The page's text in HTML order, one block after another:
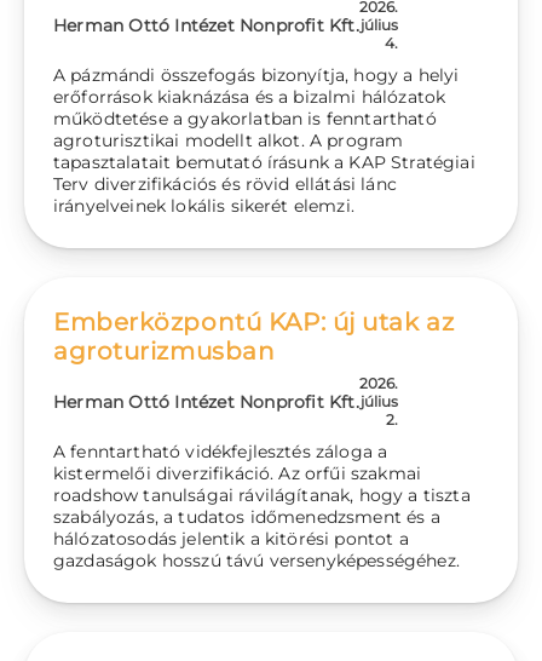
Herman Ottó Intézet Nonprofit Kft.
2026.
július
4.
A pázmándi összefogás bizonyítja, hogy a helyi
erőforrások kiaknázása és a bizalmi hálózatok
működtetése a gyakorlatban is fenntartható
agroturisztikai modellt alkot. A program
tapasztalatait bemutató írásunk a KAP Stratégiai
Terv diverzifikációs és rövid ellátási lánc
irányelveinek lokális sikerét elemzi.
Emberközpontú KAP: új utak az
agroturizmusban
Herman Ottó Intézet Nonprofit Kft.
2026.
július
2.
A fenntartható vidékfejlesztés záloga a
kistermelői diverzifikáció. Az orfűi szakmai
roadshow tanulságai rávilágítanak, hogy a tiszta
szabályozás, a tudatos időmenedzsment és a
hálózatosodás jelentik a kitörési pontot a
gazdaságok hosszú távú versenyképességéhez.